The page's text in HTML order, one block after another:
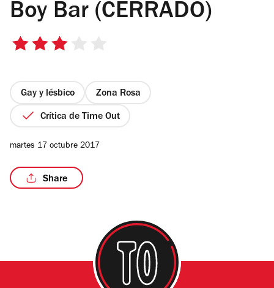
Boy Bar (CERRADO)
3
estrellas
Gay y lésbico Zona Rosa
Crítica de Time Out
martes 17 octubre 2017
Share